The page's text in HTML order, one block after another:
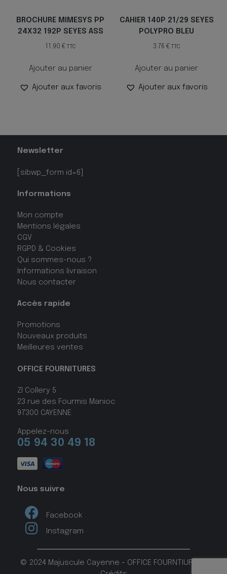
BROCHURE MIMESYS PP
24X32 192P SEYES ASS
11.90 € TTC
Ajouter au panier
Ajouter aux favoris
CAHIER 140P 21/29 SEYES
POLYPRO BLEU
3.76 € TTC
Ajouter au panier
Ajouter aux favoris
Newsletter
[sibwp_form id=6]
Informations
Mon compte
Mentions légales
CGV
RGPD & Cookies
Qui sommes-nous ?
Informations livraison
Nous contacter
Accès rapide
Promotions
Nouveaux produits
Meilleures ventes
OFFICE FOURNITURES
ZI Collery 5
23 rue des Fourmis Manioc
97300 CAYENNE
Appelez-nous
05 94 30 49 18
Nous suivre
Facebook
Instagram
© 2024 Majuscule Cayenne - OFFICE FOURNTIURES -